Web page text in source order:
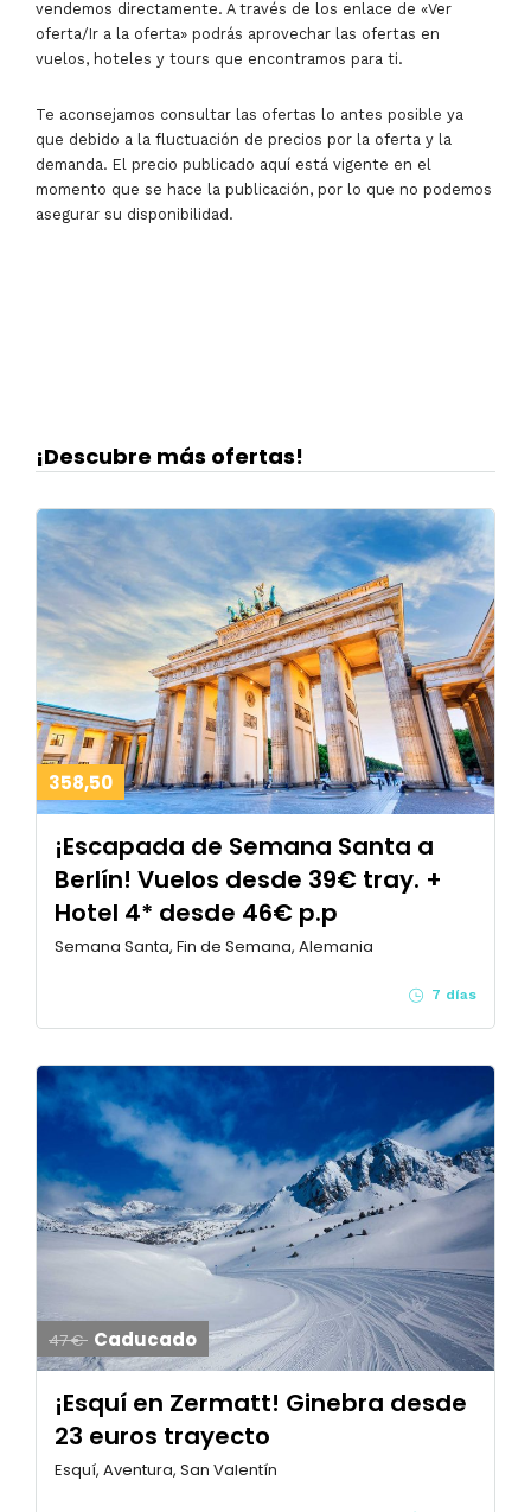
vendemos directamente. A través de los enlace de «Ver
oferta/Ir a la oferta» podrás aprovechar las ofertas en
vuelos, hoteles y tours que encontramos para ti.
Te aconsejamos consultar las ofertas lo antes posible ya
que debido a la fluctuación de precios por la oferta y la
demanda. El precio publicado aquí está vigente en el
momento que se hace la publicación, por lo que no podemos
asegurar su disponibilidad.
¡Descubre más ofertas!
358,50
¡Escapada de Semana Santa a
Berlín! Vuelos desde 39€ tray. +
Hotel 4* desde 46€ p.p
Semana Santa, Fin de Semana, Alemania
7 días
47 € Caducado
¡Esquí en Zermatt! Ginebra desde
23 euros trayecto
Esquí, Aventura, San Valentín